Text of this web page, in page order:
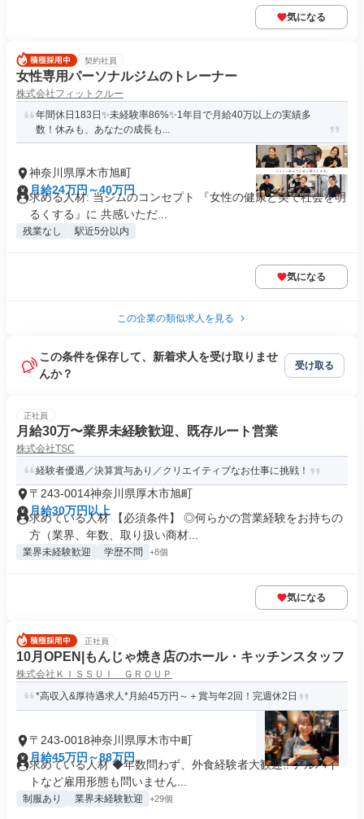
気になる
契約社員
女性専用パーソナルジムのトレーナー
株式会社フィットクルー
年間休日183日✨未経験率86%✨1年目で月給40万以上の実績多
数！休みも、あなたの成長も...
神奈川県厚木市旭町
月給24万円～40万円
求める人材: 当ジムのコンセプト 『女性の健康と美で社会を明
るくする』に 共感いただ...
残業なし 駅近5分以内
気になる
この企業の類似求人を見る
この条件を保存して、新着求人を受け取りませ
んか？
受け取る
正社員
月給30万〜業界未経験歓迎、既存ルート営業
株式会社TSC
経験者優遇／決算賞与あり／クリエイティブなお仕事に挑戦！
〒243-0014神奈川県厚木市旭町
月給30万円以上
求めている人材 【必須条件】 ◎何らかの営業経験をお持ちの
方（業界、年数、取り扱い商材...
業界未経験歓迎 学歴不問 +8個
気になる
正社員
10月OPEN|もんじゃ焼き店のホール・キッチンスタッフ
株式会社ＫＩＳＳＵＩ ＧＲＯＵＰ
*高収入&厚待遇求人*月給45万円～＋賞与年2回！完週休2日
〒243-0018神奈川県厚木市中町
月給45万円～88万円
求めている人材 ◆年数問わず、外食経験者大歓迎!! アルバイ
トなど雇用形態も問いません...
制服あり 業界未経験歓迎 +29個